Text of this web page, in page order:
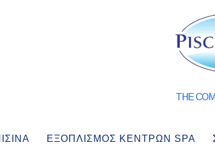
THE
ΕΞΟΠΛΙΣΜΌΣ ΚΈΝΤΡΩΝ SPA